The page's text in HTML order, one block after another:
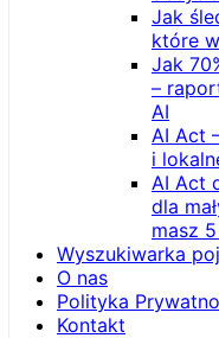
Jak
które
Jak
–
AI
AI Act
i
AI Act
dla
masz
Wyszukiwarka
O nas
Polityka
Kontakt